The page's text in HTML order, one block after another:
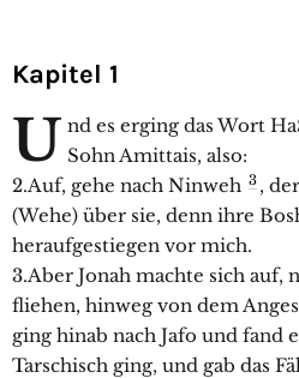
Kapitel 1
U nd es erging das Wort
Sohn Amittais, also:
2.Auf, gehe nach Ninweh 3 ,
(Wehe) über sie, denn ihre
heraufgestiegen vor mich.
3.Aber Jonah machte sich auf,
fliehen, hinweg von dem
ging hinab nach Jafo und fand
Tarschisch ging, und gab das